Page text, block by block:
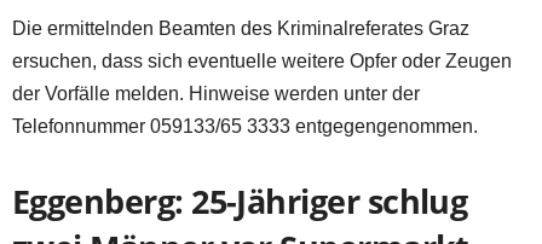
Die ermittelnden Beamten des Kriminalreferates Graz
ersuchen, dass sich eventuelle weitere Opfer oder Zeugen
der Vorfälle melden. Hinweise werden unter der
Telefonnummer 059133/65 3333 entgegengenommen.
Eggenberg: 25-Jähriger schlug